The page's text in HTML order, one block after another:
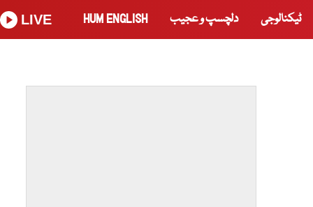
ٹیکنالوجی دلچسپ و عجیب HUM ENGLISH
LIVE